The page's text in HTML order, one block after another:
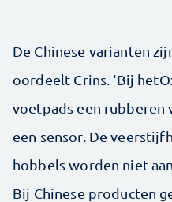
De Chinese varianten
oordeelt Crins. ‘Bij
voetpads een rubberen
een sensor. De
hobbels worden niet
Bij Chinese producten